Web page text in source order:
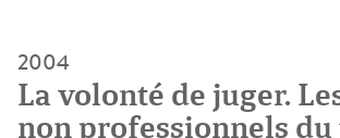
2004
La volonté de juger.
non professionnels